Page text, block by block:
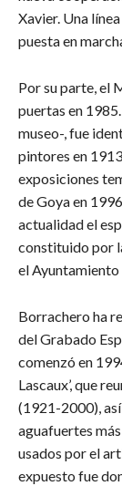
Xavier. Una
puesta en
Por su parte, el
puertas en
museo-, fue
pintores en
exposiciones
de Goya en
actualidad el
constituido por
el
Borrachero ha
del Grabado
comenzó en
Lascaux’, que
(1921-2000),
aguafuertes
usados por el
expuesto fue